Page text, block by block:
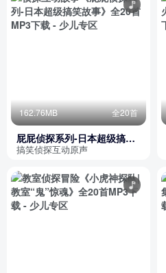
162.76MB 全20首
屁屁侦探系列-日本超级搞笑
故事
搞笑侦探互动原声